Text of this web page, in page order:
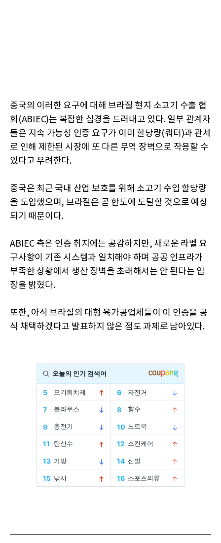
중국의 이러한 요구에 대해 브라질 현지 소고기 수출 협
회(ABIEC)는 복잡한 심경을 드러내고 있다. 일부 관계자
들은 지속 가능성 인증 요구가 이미 할당량(쿼터)과 관세
로 인해 제한된 시장에 또 다른 무역 장벽으로 작용할 수
있다고 우려한다.
중국은 최근 국내 산업 보호를 위해 소고기 수입 할당량
을 도입했으며, 브라질은 곧 한도에 도달할 것으로 예상
되기 때문이다.
ABIEC 측은 인증 취지에는 공감하지만, 새로운 라벨 요
구사항이 기존 시스템과 일치해야 하며 공공 인프라가
부족한 상황에서 생산 장벽을 초래해서는 안 된다는 입
장을 밝혔다.
또한, 아직 브라질의 대형 육가공업체들이 이 인증을 공
식 채택하겠다고 발표하지 않은 점도 과제로 남아있다.